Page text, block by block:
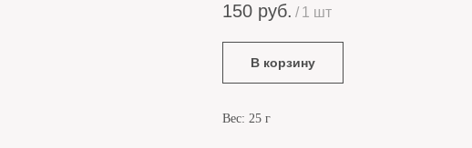
150 руб. / 1 шт
В корзину
Вес: 25 г